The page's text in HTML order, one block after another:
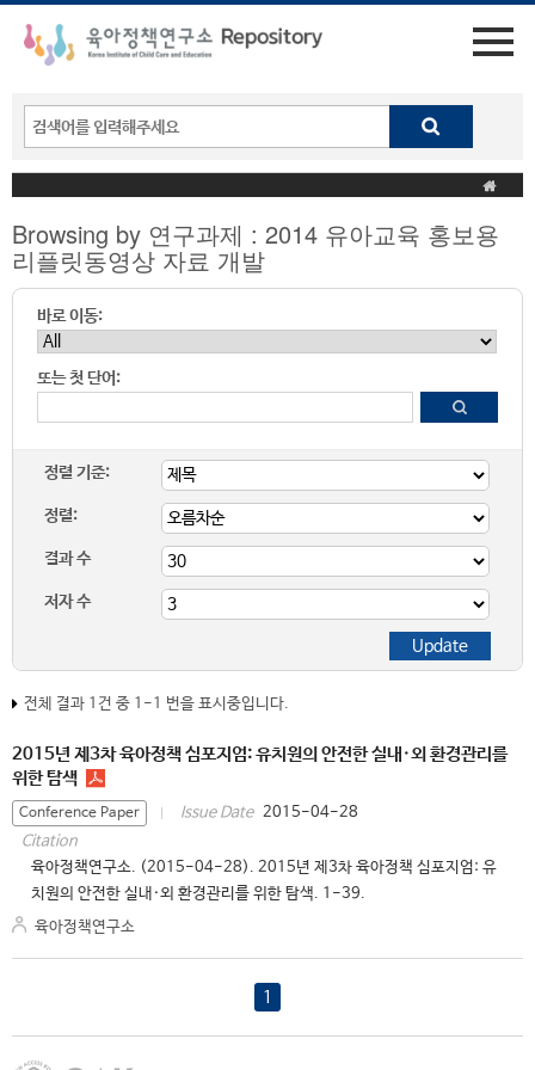
Browsing by 연구과제 : 2014 유아교육 홍보용
리플릿동영상 자료 개발
바로 이동:
또는 첫 단어:
정렬 기준:
정렬:
결과 수
저자 수
전체 결과 1건 중 1-1 번을 표시중입니다.
2015년 제3차 육아정책 심포지엄: 유치원의 안전한 실내·외 환경관리를
위한 탐색
Conference Paper Issue Date 2015-04-28
Citation
육아정책연구소. (2015-04-28). 2015년 제3차 육아정책 심포지엄: 유
치원의 안전한 실내·외 환경관리를 위한 탐색. 1-39.
육아정책연구소
1